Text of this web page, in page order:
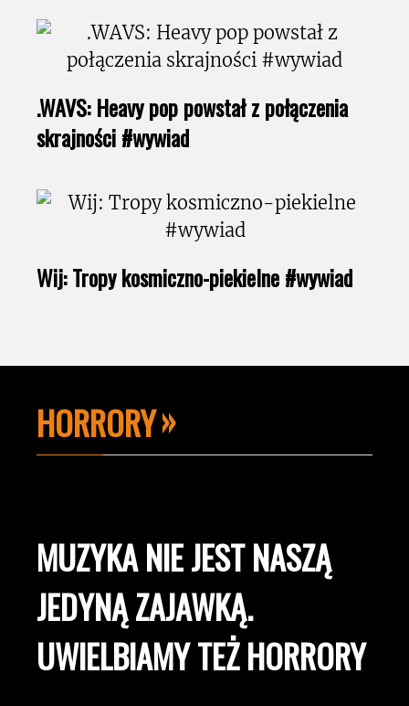
.WAVS: Heavy pop powstał z połączenia
skrajności #wywiad
Wij: Tropy kosmiczno-piekielne #wywiad
HORRORY
MUZYKA NIE JEST NASZĄ
JEDYNĄ ZAJAWKĄ.
UWIELBIAMY TEŻ HORRORY